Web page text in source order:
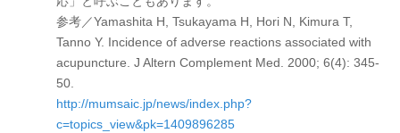
参考／Yamashita H, Tsukayama H, Hori N, Kimura T,
Tanno Y. Incidence of adverse reactions associated with
acupuncture. J Altern Complement Med. 2000; 6(4): 345-
50.
http://mumsaic.jp/news/index.php?
c=topics_view&pk=1409896285